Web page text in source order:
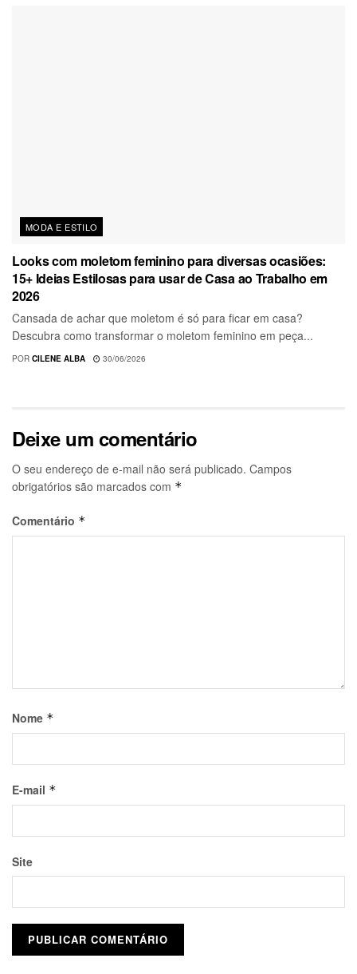
MODA E ESTILO
Looks com moletom feminino para diversas ocasiões:
15+ Ideias Estilosas para usar de Casa ao Trabalho em
2026
Cansada de achar que moletom é só para ficar em casa?
Descubra como transformar o moletom feminino em peça...
POR CILENE ALBA 30/06/2026
Deixe um comentário
O seu endereço de e-mail não será publicado. Campos
obrigatórios são marcados com *
Comentário *
Nome *
E-mail *
Site